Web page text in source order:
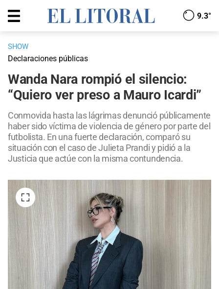
9.3°
SHOW
Declaraciones públicas
Wanda Nara rompió el silencio:
“Quiero ver preso a Mauro Icardi”
Conmovida hasta las lágrimas denunció públicamente
haber sido víctima de violencia de género por parte del
futbolista. En una fuerte declaración, comparó su
situación con el caso de Julieta Prandi y pidió a la
Justicia que actúe con la misma contundencia.